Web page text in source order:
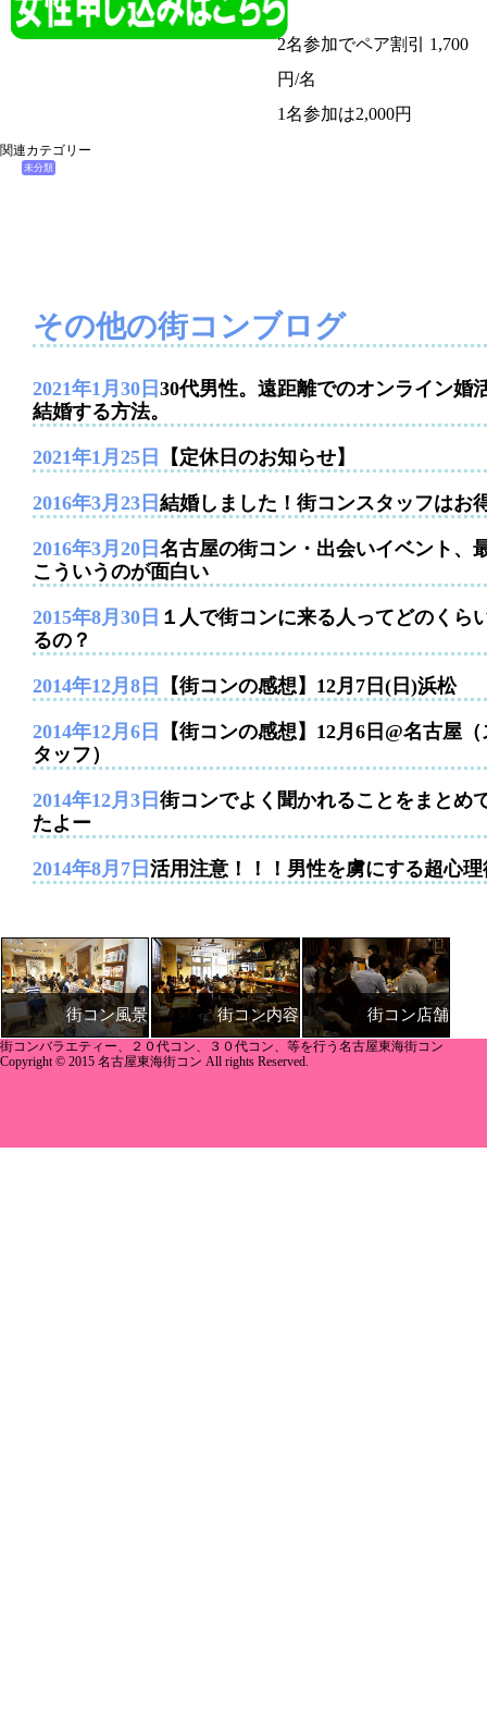
2名参加でペア割引 1,700
円/名
1名参加は2,000円
関連カテゴリー
未分類
その他の街コンブログ
2021年1月30日 30代男性。遠距離でのオンライン婚
結婚する方法。
2021年1月25日 【定休日のお知らせ】
2016年3月23日 結婚しました！街コンスタッフはお
2016年3月20日 名古屋の街コン・出会いイベント、
こういうのが面白い
2015年8月30日 １人で街コンに来る人ってどのくら
るの？
2014年12月8日 【街コンの感想】12月7日(日)浜松
2014年12月6日
【街コンの感想】12月6日@名古屋（
タッフ）
2014年12月3日 街コンでよく聞かれることをまとめ
たよー
2014年8月7日 活用注意！！！男性を虜にする超心理
街コン風景 街コン内容 街コン店舗
街コンバラエティー、２０代コン、３０代コン、等を行う名古屋東海街コン
Copyright © 2015 名古屋東海街コン All rights Reserved.